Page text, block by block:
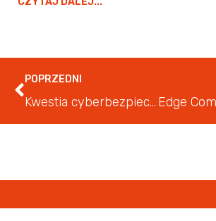
POPRZEDNI
Kwestia cyberbezpieczeństwa w przemyśle